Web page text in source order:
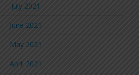
July 2021
June 2021
May 2021
April 2021